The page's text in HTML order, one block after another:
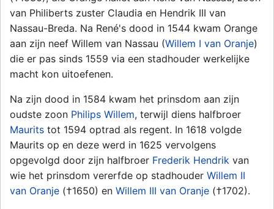
van Philiberts zuster Claudia en Hendrik III van
Nassau-Breda. Na René's dood in 1544 kwam Orange
aan zijn neef Willem van Nassau (Willem I van Oranje)
die er pas sinds 1559 via een stadhouder werkelijke
macht kon uitoefenen.
Na zijn dood in 1584 kwam het prinsdom aan zijn
oudste zoon Philips Willem, terwijl diens halfbroer
Maurits tot 1594 optrad als regent. In 1618 volgde
Maurits op en deze werd in 1625 vervolgens
opgevolgd door zijn halfbroer Frederik Hendrik van
wie het prinsdom vererfde op stadhouder Willem II
van Oranje (†1650) en Willem III van Oranje (†1702).